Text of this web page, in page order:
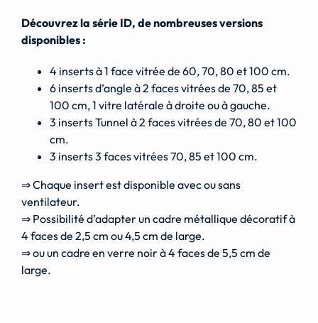
Découvrez la série ID, de nombreuses versions
disponibles :
4 inserts à 1 face vitrée de 60, 70, 80 et 100 cm.
6 inserts d’angle à 2 faces vitrées de 70, 85 et
100 cm, 1 vitre latérale à droite ou à gauche.
3 inserts Tunnel à 2 faces vitrées de 70, 80 et 100
cm.
3 inserts 3 faces vitrées 70, 85 et 100 cm.
⇒ Chaque insert est disponible avec ou sans
ventilateur.
⇒ Possibilité d’adapter un cadre métallique décoratif à
4 faces de 2,5 cm ou 4,5 cm de large.
⇒ ou un cadre en verre noir à 4 faces de 5,5 cm de
large.